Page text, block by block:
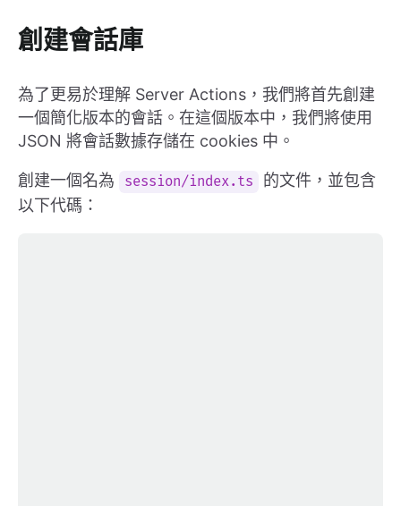
創建會話庫
為了更易於理解 Server Actions，我們將首先創建
一個簡化版本的會話。在這個版本中，我們將使用
JSON 將會話數據存儲在 cookies 中。
創建一個名為 session/index.ts
的文件，並包含
以下代碼：